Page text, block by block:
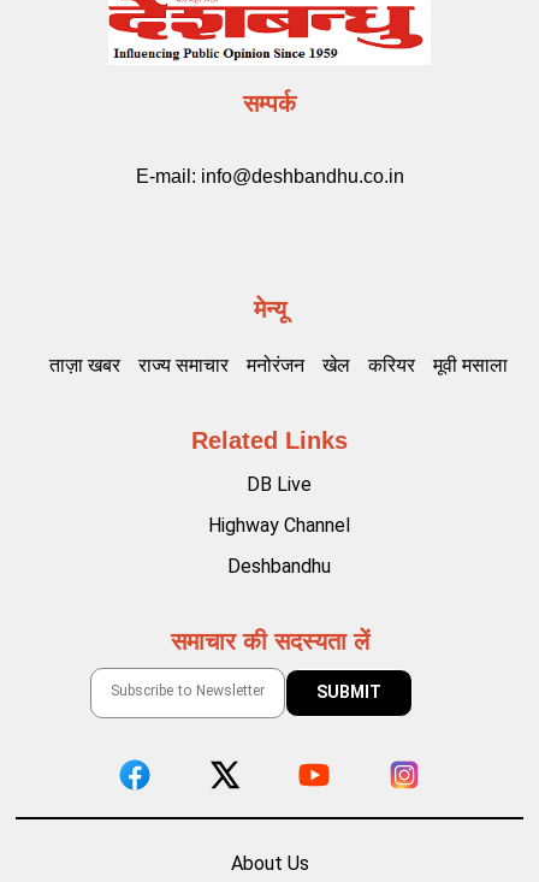
सम्पर्क
E-mail: info@deshbandhu.co.in
मेन्यू
ताज़ा खबर राज्य समाचार मनोरंजन खेल करियर मूवी मसाला
Related Links
DB Live
Highway Channel
Deshbandhu
समाचार की सदस्यता लें
About Us